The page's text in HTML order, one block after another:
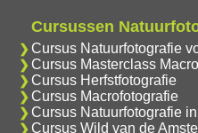
Cursussen
Cursus Natuurfotografie
Cursus Masterclass
Cursus Herfstfotografie
Cursus Macrofotografie
Cursus Natuurfotografie
Cursus Wild van de